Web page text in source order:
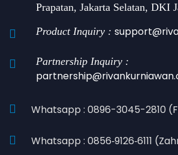
Prapatan, Jakarta Selatan, DKI
Product Inquiry :
Partnership Inquiry :
Whatsapp : 0896-3045-2810
Whatsapp : 0856‑9126‑6111